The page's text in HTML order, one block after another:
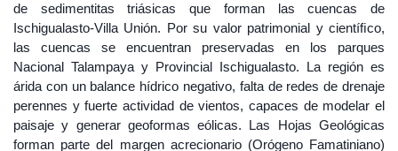
de sedimentitas triásicas que forman las cuencas de
Ischigualasto-Villa Unión. Por su valor patrimonial y cientíﬁco,
las cuencas se encuentran preservadas en los parques
Nacional Talampaya y Provincial Ischigualasto. La región es
árida con un balance hídrico negativo, falta de redes de drenaje
perennes y fuerte actividad de vientos, capaces de modelar el
paisaje y generar geoformas eólicas. Las Hojas Geológicas
forman parte del margen acrecionario (Orógeno Famatiniano)